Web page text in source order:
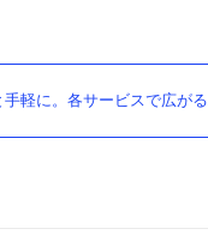
軽に。各サービスで広が